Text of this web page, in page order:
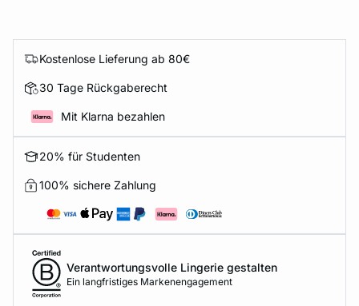
Kostenlose Lieferung ab 80€
30 Tage Rückgaberecht
Mit Klarna bezahlen
20% für Studenten
100% sichere Zahlung
Verantwortungsvolle Lingerie gestalten
Ein langfristiges Markenengagement